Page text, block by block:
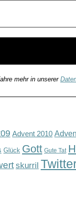
mehr in unserer
Advent 2010
Glück Gott Gute Tat
skurril